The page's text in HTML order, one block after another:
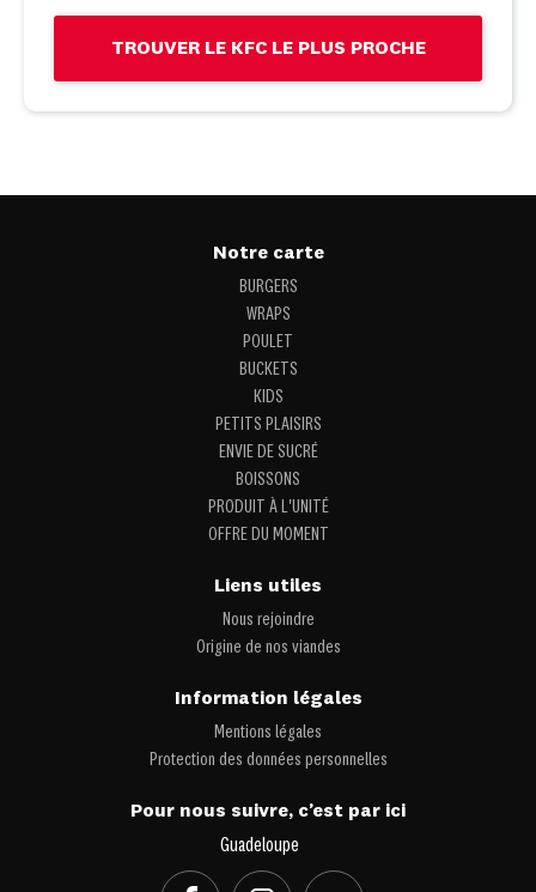
TROUVER LE KFC LE PLUS PROCHE
Notre carte
BURGERS
WRAPS
POULET
BUCKETS
KIDS
PETITS PLAISIRS
ENVIE DE SUCRÉ
BOISSONS
PRODUIT À L'UNITÉ
OFFRE DU MOMENT
Liens utiles
Nous rejoindre
Origine de nos viandes
Information légales
Mentions légales
Protection des données personnelles
Pour nous suivre, c’est par ici
Guadeloupe